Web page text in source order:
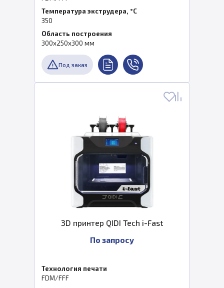
Температура экструдера, °C
350
Область построения
300х250х300 мм
Под заказ
3D принтер QIDI Tech i-Fast
По запросу
Технология печати
FDM/FFF